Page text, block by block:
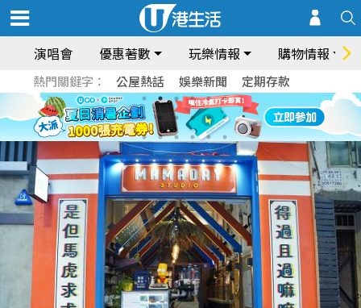
演唱會 優惠著數 玩樂情報 購物情報
熱門關鍵字： 公屋熱話 娛樂新聞 定期存款